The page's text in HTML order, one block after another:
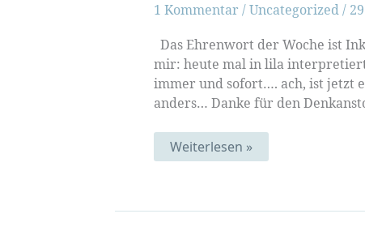
1 Kommentar /Uncategorized/
Das Ehrenwort der Woche ist
mir: heute mal in lila
immer und sofort…. ach, ist jetzt
anders… Danke für den
Ehrenwort
:
Weiterlesen »